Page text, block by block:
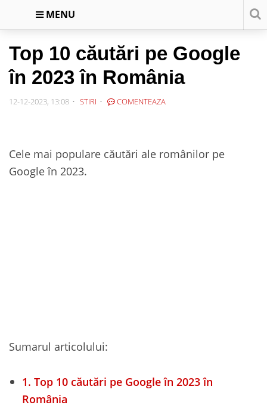
MENU
Top 10 căutări pe Google
în 2023 în România
12-12-2023, 13:08 STIRI COMENTEAZA
Cele mai populare căutări ale românilor pe
Google în 2023.
Sumarul articolului:
1. Top 10 căutări pe Google în 2023 în
România